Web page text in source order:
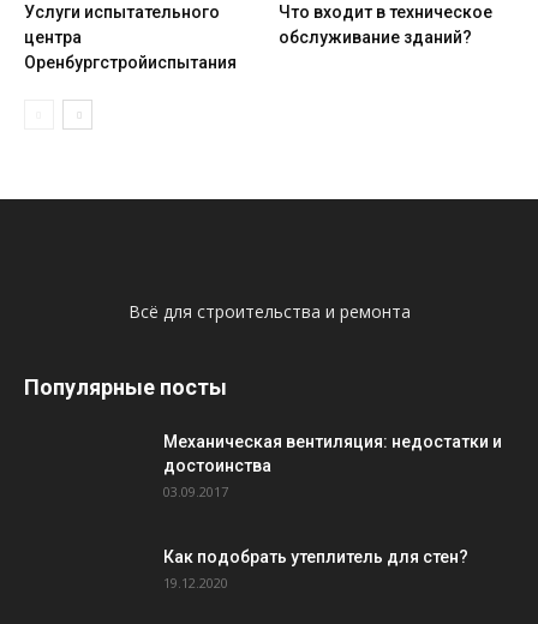
Услуги испытательного
центра
Оренбургстройиспытания
Что входит в техническое
обслуживание зданий?
Всё для строительства и ремонта
Популярные посты
Механическая вентиляция: недостатки и
достоинства
03.09.2017
Как подобрать утеплитель для стен?
19.12.2020